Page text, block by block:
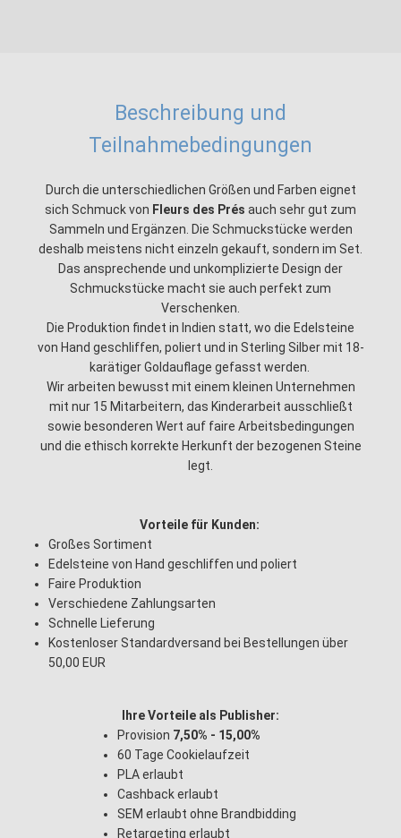
Beschreibung und
Teilnahmebedingungen
Durch die unterschiedlichen Größen und Farben eignet
sich Schmuck von Fleurs des Prés auch sehr gut zum
Sammeln und Ergänzen. Die Schmuckstücke werden
deshalb meistens nicht einzeln gekauft, sondern im Set.
Das ansprechende und unkomplizierte Design der
Schmuckstücke macht sie auch perfekt zum
Verschenken.
Die Produktion findet in Indien statt, wo die Edelsteine
von Hand geschliffen, poliert und in Sterling Silber mit 18-
karätiger Goldauflage gefasst werden.
Wir arbeiten bewusst mit einem kleinen Unternehmen
mit nur 15 Mitarbeitern, das Kinderarbeit ausschließt
sowie besonderen Wert auf faire Arbeitsbedingungen
und die ethisch korrekte Herkunft der bezogenen Steine
legt.
Vorteile für Kunden:
Großes Sortiment
Edelsteine von Hand geschliffen und poliert
Faire Produktion
Verschiedene Zahlungsarten
Schnelle Lieferung
Kostenloser Standardversand bei Bestellungen über
50,00 EUR
Ihre Vorteile als Publisher:
Provision 7,50% - 15,00%
60 Tage Cookielaufzeit
PLA erlaubt
Cashback erlaubt
SEM erlaubt ohne Brandbidding
Retargeting erlaubt